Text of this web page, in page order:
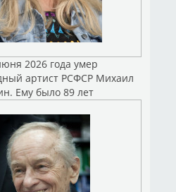
2026 года умер
артист РСФСР Михаил
Ему было 89 лет